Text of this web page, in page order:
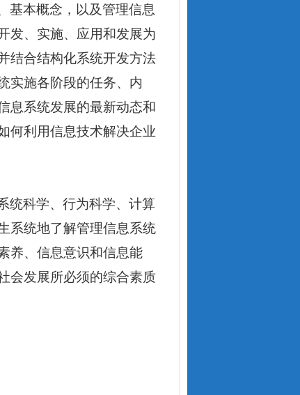
基本概念，以及管理信息
发、实施、应用和发展为
结合结构化系统开发方法
实施各阶段的任务、内
息系统发展的最新动态和
何利用信息技术解决企业
统科学、行为科学、计算
系统地了解管理信息系统
养、信息意识和信息能
会发展所必须的综合素质